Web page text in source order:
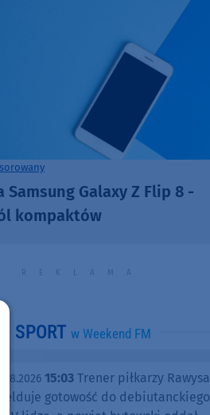
Samsung Galaxy Z Flip 8 -
kompaktów
SPORT w Weekend FM
15:03 Trener piłkarzy Rawysa
gotowość do debiutanckiego